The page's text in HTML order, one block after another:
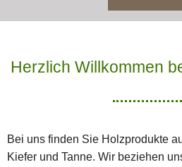
Herzlich Willkommen
Bei uns finden Sie Holzprodukte
Kiefer und Tanne. Wir beziehen